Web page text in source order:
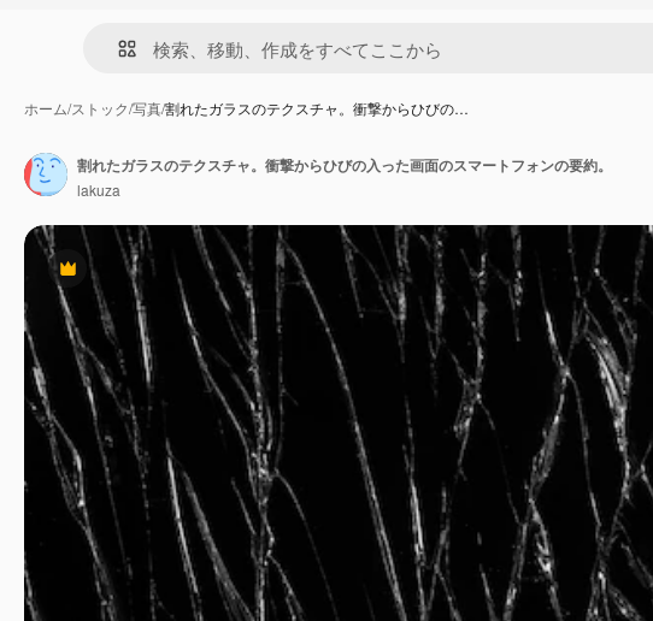
ホーム/ストック/写真/割れたガラスのテクスチャ。衝撃からひびの…
Premium
割れたガラスのテクスチャ。衝撃からひびの入った画面のスマートフォンの要約。
lakuza